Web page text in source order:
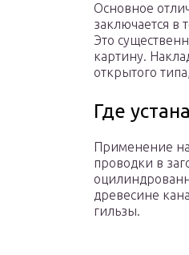
Основное
заключается в
Это
картину.
открытого
Где
Применение
проводки в
древесине
гильзы.